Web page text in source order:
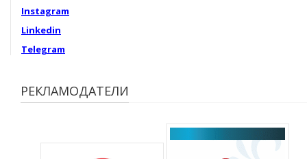
Instagram
Linkedin
Telegram
РЕКЛАМОДАТЕЛИ